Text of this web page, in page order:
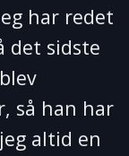
har redet
det sidste
så han har
altid en